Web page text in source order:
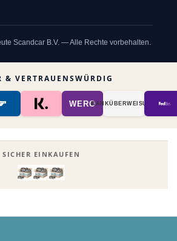
Scandcar B.V. — Alle Rechte vorbehalten.
& VERTRAUENSWÜRDIG
WEROBANK­ÜBER­WEISUNG
SICHER EINKAUFEN